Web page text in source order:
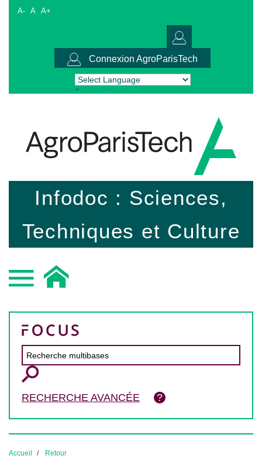
A- A A+
Connexion AgroParisTech
Powered by Translate
Infodoc : Sciences,
Techniques et Culture
RECHERCHE AVANCÉE
Accueil Retour